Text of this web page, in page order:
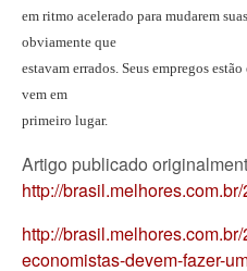
em ritmo acelerado para mudarem
obviamente que
estavam errados. Seus empregos
vem em
primeiro lugar.
Artigo publicado
http://
http://
economistas-devem-fazer-